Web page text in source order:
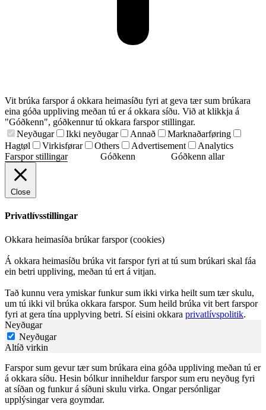
Vit brúka farspor á okkara heimasíðu fyri at geva tær sum brúkara
eina góða uppliving meðan tú er á okkara síðu. Við at klikkja á
"Góðkenn", góðkennur tú okkara farspor stillingar.
Neyðugar
Ikki neyðugar Annað
Marknaðarføring
Hagtøl
Virkisførar Others Advertisement
Analytics
Farspor stillingar
Góðkenn Góðkenn allar
Close
Privatlívsstillingar
Okkara heimasíða brúkar farspor (cookies)
Á okkara heimasíðu brúka vit farspor fyri at tú sum brúkari skal fáa
ein betri uppliving, meðan tú ert á vitjan.
Tað kunnu vera ymiskar funkur sum ikki virka heilt sum tær skulu,
um tú ikki vil brúka okkara farspor. Sum heild brúka vit bert farspor
fyri at gera tína upplyving betri. Sí eisini okkara privatlívspolitik.
Neyðugar
Neyðugar
Altíð virkin
Farspor sum gevur tær sum brúkara eina góða uppliving meðan tú er
á okkara síðu. Hesin bólkur inniheldur farspor sum eru neyðug fyri
at síðan og funkur á síðuni skulu virka. Ongar persónligar
upplýsingar vera goymdar.